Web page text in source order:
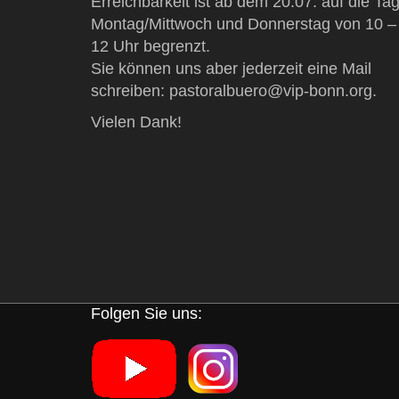
Montag/Mittwoch und Donnerstag von 10 –
12 Uhr begrenzt.
Sie können uns aber jederzeit eine Mail
schreiben: pastoralbuero@vip-bonn.org.
Vielen Dank!
Folgen Sie uns: